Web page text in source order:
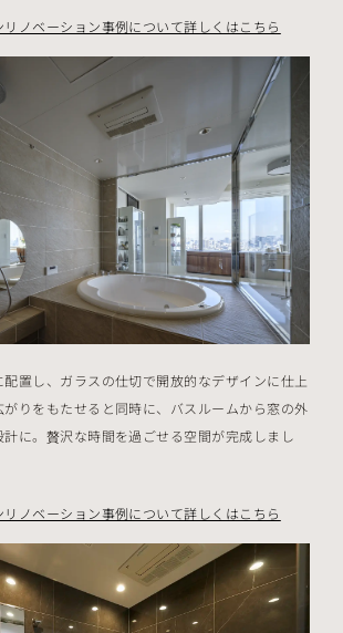
ノベーション事例について詳しくはこちら
置し、ガラスの仕切で開放的なデザインに仕上
りをもたせると同時に、バスルームから窓の外
に。贅沢な時間を過ごせる空間が完成しまし
ノベーション事例について詳しくはこちら